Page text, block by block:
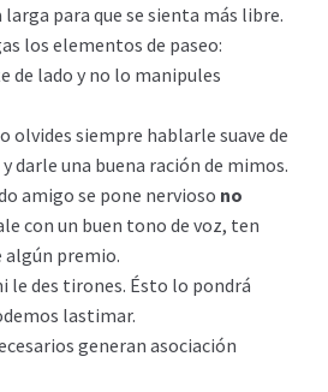
larga para que se sienta más libre.
los elementos de paseo:
de lado y no lo manipules
olvides siempre hablarle suave de
darle una buena ración de mimos.
amigo se pone nervioso no
con un buen tono de voz, ten
algún premio.
le des tirones. Ésto lo pondrá
lastimar.
generan asociación